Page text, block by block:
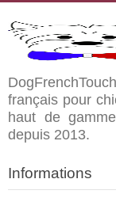
français pour
haut de
depuis 2013.
Informations